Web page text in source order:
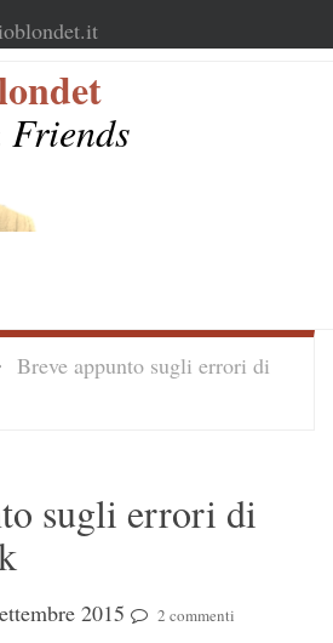
Breve appunto sugli errori di
sugli errori di
2015 2 commenti